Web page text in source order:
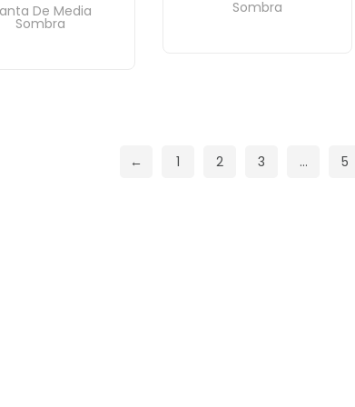
De Media
Sombra
Sombra
← 1 2 3 … 5